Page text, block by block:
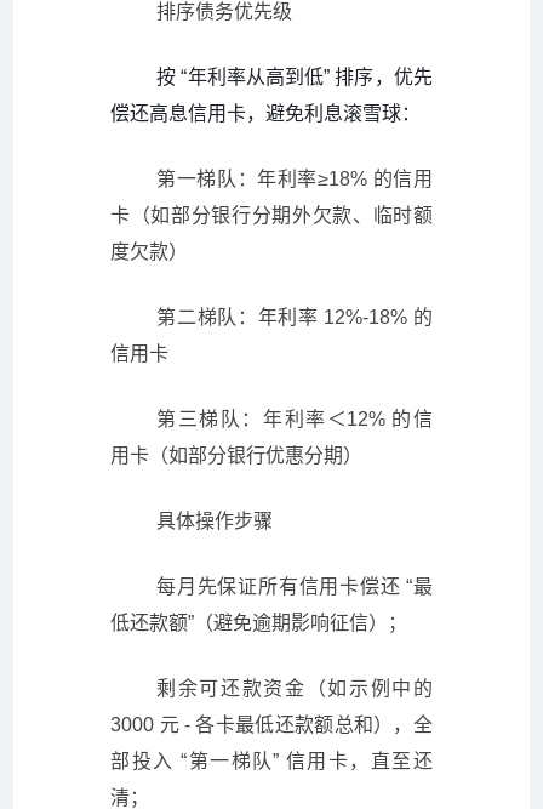
排序债务优先级
按 “年利率从高到低” 排序，优先
偿还高息信用卡，避免利息滚雪球：
第一梯队：年利率≥18% 的信用
卡（如部分银行分期外欠款、临时额
度欠款）
第二梯队：年利率 12%-18% 的
信用卡
第三梯队：年利率＜12% 的信
用卡（如部分银行优惠分期）
具体操作步骤
每月先保证所有信用卡偿还 “最
低还款额”（避免逾期影响征信）；
剩余可还款资金（如示例中的
3000 元 - 各卡最低还款额总和），全
部投入 “第一梯队” 信用卡，直至还
清；